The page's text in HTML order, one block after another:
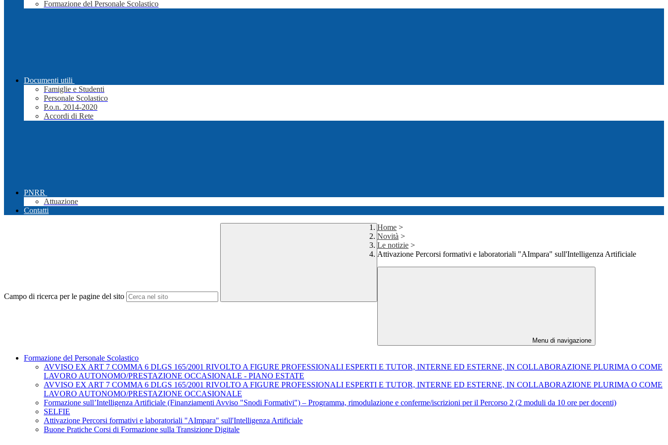
Formazione del Personale Scolastico
Documenti utili
Famiglie e Studenti
Personale Scolastico
P.o.n. 2014-2020
Accordi di Rete
PNRR
Attuazione
Contatti
Campo di ricerca per le pagine del sito
Home >
Novità >
Le notizie >
Attivazione Percorsi formativi e laboratoriali "AImpara" sull'Intelligenza Artificiale
Menu di navigazione
Formazione del Personale Scolastico
AVVISO EX ART 7 COMMA 6 DLGS 165/2001 RIVOLTO A FIGURE PROFESSIONALI ESPERTI E TUTOR, INTERNE ED ESTERNE, IN COLLABORAZIONE PLURIMA O COME
LAVORO AUTONOMO/PRESTAZIONE OCCASIONALE - PIANO ESTATE
AVVISO EX ART 7 COMMA 6 DLGS 165/2001 RIVOLTO A FIGURE PROFESSIONALI ESPERTI E TUTOR, INTERNE ED ESTERNE, IN COLLABORAZIONE PLURIMA O COME
LAVORO AUTONOMO/PRESTAZIONE OCCASIONALE
Formazione sull’Intelligenza Artificiale (Finanziamenti Avviso "Snodi Formativi") – Programma, rimodulazione e conferme/iscrizioni per il Percorso 2 (2 moduli da 10 ore per docenti)
SELFIE
Attivazione Percorsi formativi e laboratoriali "AImpara" sull'Intelligenza Artificiale
Buone Pratiche Corsi di Formazione sulla Transizione Digitale